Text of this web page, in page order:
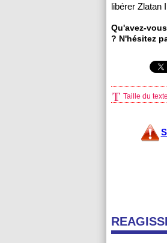
libérer Zlatan
Qu'avez-
? N'hésitez
Taille du